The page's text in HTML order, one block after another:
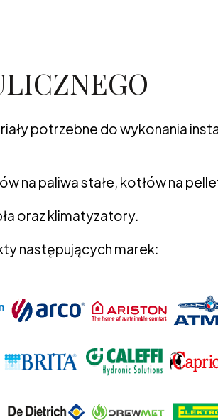
potrzebne do wykonania
na paliwa stałe, kotłów na
oraz klimatyzatory.
następujących marek: